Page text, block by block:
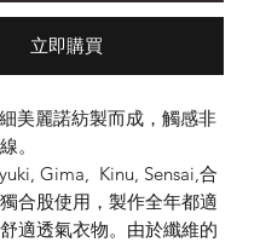
立即購買
美麗諾紡製而成，觸感非
。
Gima, Kinu, Sensai,合
合股使用，製作全年都適
適透氣衣物。由於纖維的